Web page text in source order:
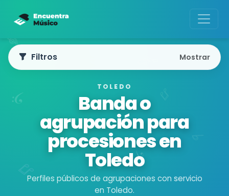
TOLEDO
Banda o
agrupación para
procesiones en
Toledo
Perfiles públicos de agrupaciones con servicio
en Toledo.
Filtros Mostrar